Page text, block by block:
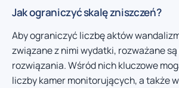
Jak ograniczyć skalę zniszczeń?
Aby ograniczyć liczbę aktów
związane z nimi wydatki, rozważane
rozwiązania. Wśród nich kluczowe
liczby kamer monitorujących, a także